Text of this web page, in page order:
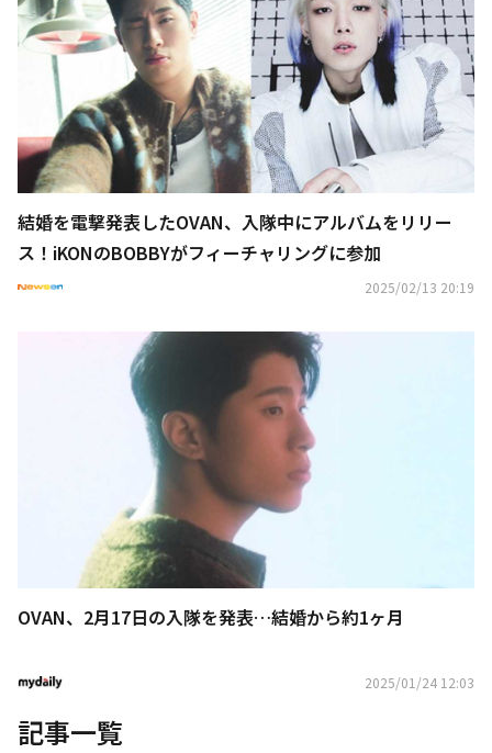
結婚を電撃発表したOVAN、入隊中にアルバムをリリー
ス！iKONのBOBBYがフィーチャリングに参加
2025/02/13 20:19
OVAN、2月17日の入隊を発表…結婚から約1ヶ月
2025/01/24 12:03
記事一覧